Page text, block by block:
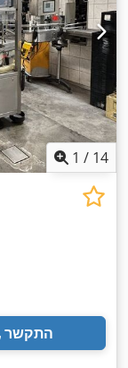
1 / 14
התקשר